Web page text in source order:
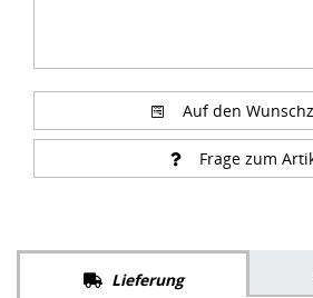
Auf den
Frage zum
Lieferung